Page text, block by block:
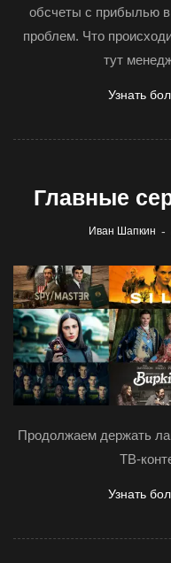
обсчеты с прибылью в
проблем. Что
тут
Узнать
Главные
Иван Шапкин -
Продолжаем держать
ТВ-
Узнать